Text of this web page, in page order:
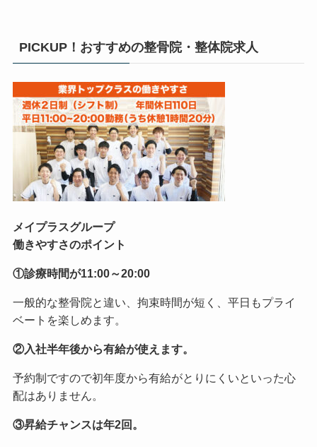
PICKUP！おすすめの整骨院・整体院求人
メイプラスグループ
働きやすさのポイント
①診療時間が11:00～20:00
一般的な整骨院と違い、拘束時間が短く、平日もプライ
ベートを楽しめます。
②入社半年後から有給が使えます。
予約制ですので初年度から有給がとりにくいといった心
配はありません。
③昇給チャンスは年2回。